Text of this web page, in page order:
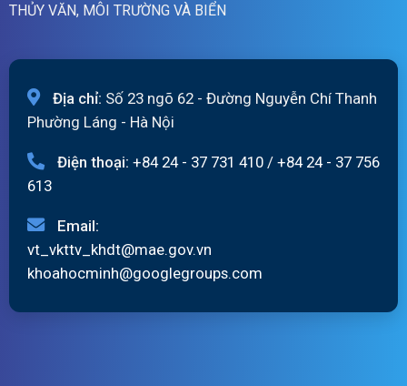
THỦY VĂN, MÔI TRƯỜNG VÀ BIỂN
Địa chỉ: Số 23 ngõ 62 - Đường Nguyễn Chí Thanh
Phường Láng - Hà Nội
Điện thoại: +84 24 - 37 731 410 / +84 24 - 37 756
613
Email:
vt_vkttv_khdt@mae.gov.vn
khoahocminh@googlegroups.com